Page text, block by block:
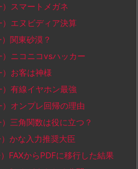
スマートメガネ
エヌビディア決算
関東砂漠？
ニコニコvsハッカー
お客は神様
有線イヤホン最強
オンプレ回帰の理由
三角関数は役に立つ？
かな入力推奨大臣
からPDFに移行した結果